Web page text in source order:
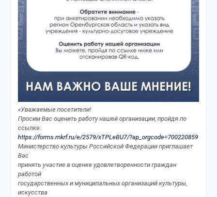
«Уважаемые посетители!
Просим Вас оценить работу нашей организации, пройдя по
ссылке:
https://forms.mkrf.ru/e/2579/xTPLeBU7/?ap_orgcode=700220859
Министерство культуры Российской Федерации приглашает
Вас
принять участие в оценке удовлетворенности граждан
работой
государственных и муниципальных организаций культуры,
искусства